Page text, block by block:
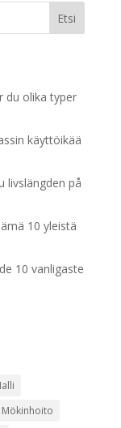
Etsi
du olika typer
käyttöikää
livslängden på
10 yleistä
10 vanligaste
Mökinhoito